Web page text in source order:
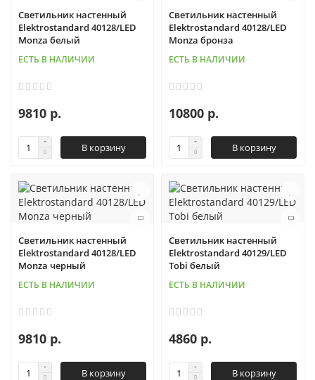
Светильник настенный
Elektrostandard 40128/LED
Monza белый
ЕСТЬ В НАЛИЧИИ
9810 р.
В корзину
Светильник настенный
Elektrostandard 40128/LED
Monza бронза
ЕСТЬ В НАЛИЧИИ
10800 р.
В корзину
Светильник настенный
Elektrostandard 40128/LED
Monza черный
ЕСТЬ В НАЛИЧИИ
9810 р.
В корзину
Светильник настенный
Elektrostandard 40129/LED
Tobi белый
ЕСТЬ В НАЛИЧИИ
4860 р.
В корзину